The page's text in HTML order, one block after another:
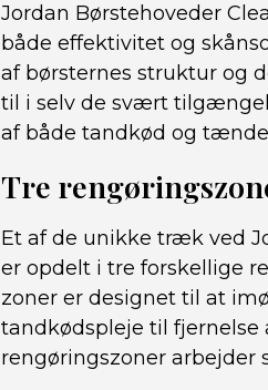
Jordan Børstehoveder
både effektivitet og
af børsternes struktur og
til i selv de svært
af både tandkød og
Tre
Et af de unikke træk ved
er opdelt i tre forskellige
zoner er designet til at
tandkødspleje til fjernelse
rengøringszoner arbejder